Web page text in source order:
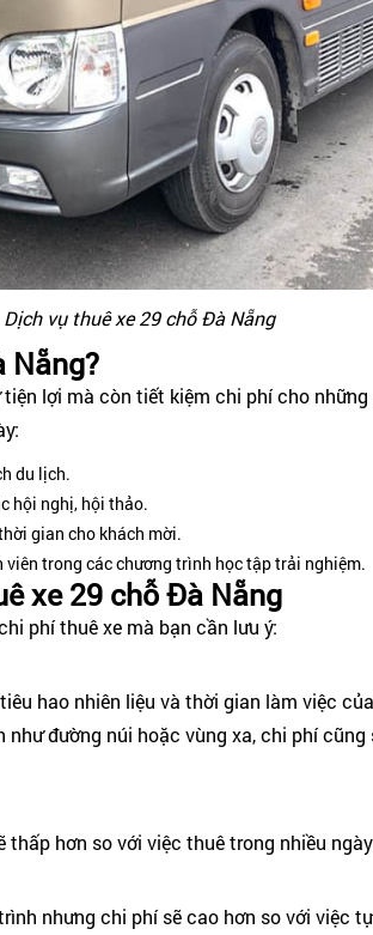
Dịch vụ thuê xe 29 chỗ Đà Nẵng
Nẵng?
lợi mà còn tiết kiệm chi phí cho
du lịch.
hội nghị, hội thảo.
gian cho khách mời.
viên trong các chương trình học tập trải nghiệm.
xe 29 chỗ Đà Nẵng
phí thuê xe mà bạn cần lưu ý:
hao nhiên liệu và thời gian làm việc
đường núi hoặc vùng xa, chi phí
thấp hơn so với việc thuê trong nhiều
nhưng chi phí sẽ cao hơn so với việc